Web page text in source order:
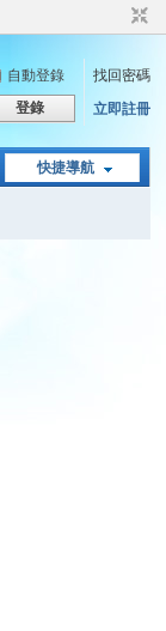
自動登錄
找回密碼
登錄 立即註冊
快捷導航